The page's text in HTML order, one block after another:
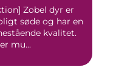
Zobel dyr er
søde og har en
kvalitet.
mu...